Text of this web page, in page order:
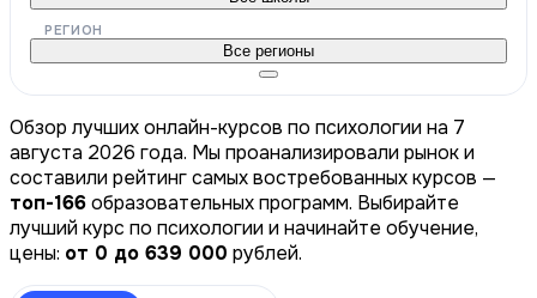
РЕГИОН
Все регионы
Обзор лучших онлайн-курсов по психологии на 7
августа 2026 года. Мы проанализировали рынок и
составили рейтинг самых востребованных курсов —
топ-166образовательных программ. Выбирайте
лучший курс по психологии и начинайте обучение,
цены: от 0 до 639 000 рублей.